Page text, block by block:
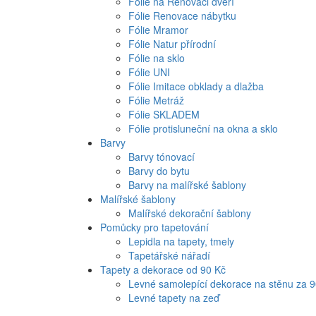
Fólie Renovace nábytku
Fólie Mramor
Fólie Natur přírodní
Fólie na sklo
Fólie UNI
Fólie Imitace obklady a dlažba
Fólie Metráž
Fólie SKLADEM
Fólie protisluneční na okna a sklo
Barvy
Barvy tónovací
Barvy do bytu
Barvy na malířské šablony
Malířské šablony
Malířské dekorační šablony
Pomůcky pro tapetování
Lepidla na tapety, tmely
Tapetářské nářadí
Tapety a dekorace od 90 Kč
Levné samolepící dekorace na stěnu za
Levné tapety na zeď